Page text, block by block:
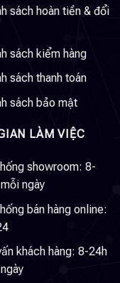
sách hoàn tiền & đổi
sách kiểm hàng
sách thanh toán
sách bảo mật
LÀM VIỆC
showroom: 8-
ngày
bán hàng online:
khách hàng: 8-24h